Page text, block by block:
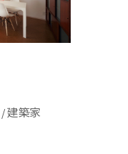
建築家